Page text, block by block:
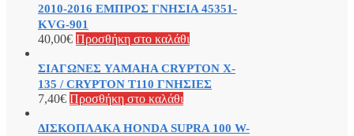
2010-2016 ΕΜΠΡΟΣ ΓΝΗΣΙΑ 45351-
KVG-901
40,00€ Προσθήκη στο καλάθι
ΣΙΑΓΩΝΕΣ YAMAHA CRYPTON X-
135 / CRYPTON T110 ΓΝΗΣΙΕΣ
7,40€ Προσθήκη στο καλάθι
ΔΙΣΚΟΠΛΑΚΑ HONDA SUPRA 100 W-